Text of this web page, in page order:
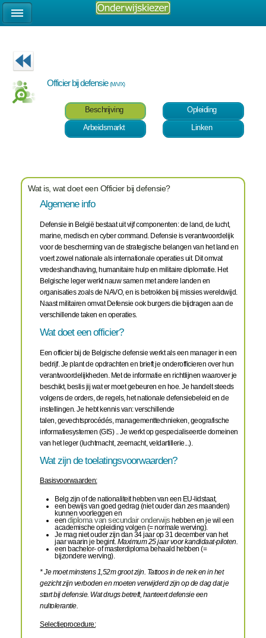
Officier bij defensie(M/V/X)
Beschrijving
Opleiding
Arbeidsmarkt
Linken
Wat is, wat doet een Officier bij defensie?
Algemene info
Defensie in België bestaat uit vijf componenten: de land, de lucht,
marine, medisch en cyber command. Defensie is verantwoordelijk
voor de bescherming van de strategische belangen van het land en
voert zowel nationale als internationale operaties uit. Dit omvat
vredeshandhaving, humanitaire hulp en militaire diplomatie. Het
Belgische leger werkt nauw samen met andere landen en
organisaties zoals de NAVO, en is betrokken bij missies wereldwijd.
Naast militairen omvat Defensie ook burgers die bijdragen aan de
verschillende taken en operaties.
Wat doet een officier?
Een officier bij de Belgische defensie werkt als een manager in een
bedrijf. Je plant de opdrachten en brieft je onderofficieren over hun
verantwoordelijkheden. Met de informatie en richtlijnen waarover je
beschikt, beslis jij wat er moet gebeuren en hoe. Je handelt steeds
volgens de orders, de regels, het nationale defensiebeleid en de
instellingen. Je hebt kennis van: verschillende
talen, gevechtsprocédés, managementtechnieken, geografische
informatiesystemen (GIS) .. Je werkt op gespecialiseerde domeinen
van het leger (luchtmacht, zeemacht, veldartillerie...).
Wat zijn de toelatingsvoorwaarden?
Basisvoorwaarden:
Belg zijn of de nationaliteit hebben van een EU-lidstaat,
een bewijs van goed gedrag (niet ouder dan zes maanden)
kunnen voorleggen en
een diploma van secundair onderwijs hebben en je wil een
academische opleiding volgen (= normale werving).
Je mag niet ouder zijn dan 34 jaar op 31 december van het
jaar waarin je begint.Maximum 25 jaar voor kandidaat-piloten.
een bachelor- of masterdiploma behaald hebben (=
bijzondere werving).
* Je moet minstens 1,52m groot zijn. Tattoos in de nek en in het
gezicht zijn verboden en moeten verwijderd zijn op de dag dat je
start bij defensie. Wat drugs betreft, hanteert defensie een
nultolerantie.
Selectieprocedure: